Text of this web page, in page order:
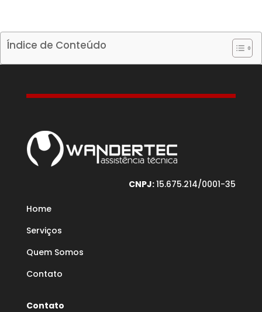
Índice de Conteúdo
CNPJ:15.675.214/0001-35
Home
Serviços
Quem Somos
Contato
Contato